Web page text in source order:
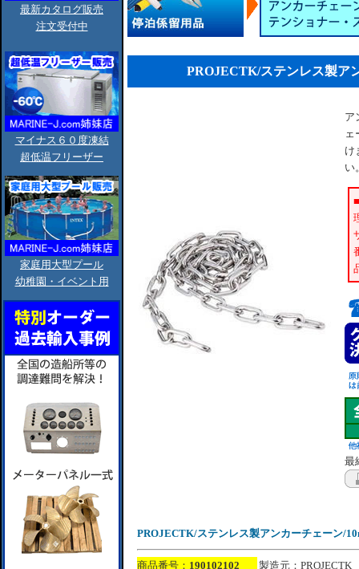
最新カタログ販売
注文受付中
マイナス６０度凍結
超低温フリーザー
家庭用大型プール
幼稚園・イベント用
PROJECTK/ステンレス製ア
ア
ェ
け
い
最
PROJECTK/ステンレス製アンカーチェーン/
商品番号： 190102102
製造元：PROJECTK